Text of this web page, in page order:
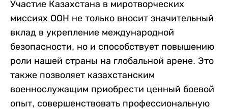
Участие Казахстана в миротворческих
миссиях ООН не только вносит значительный
вклад в укрепление международной
безопасности, но и способствует повышению
роли нашей страны на глобальной арене. Это
также позволяет казахстанским
военнослужащим приобрести ценный боевой
опыт, совершенствовать профессиональную